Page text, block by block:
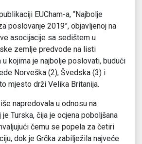
EUCham-a, “Najbolje
poslovanje 2019”, objavljenoj na
asocijacije sa sedištem u
zemlje predvode na listi
kojima je najbolje poslovati, budući
Norveška (2), Švedska (3) i
mjesto drži Velika Britanija.
napredovala u odnosu na
Turska, čija je ocjena poboljšana
čemu se popela za četiri
dok je Grčka zabilježila najveće